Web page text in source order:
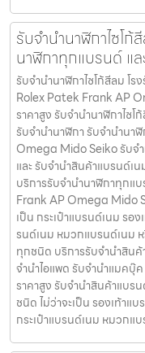
รับจำนำนาฬิกาไซโก้
นาฬิกาทุกแบรนด์ แ
รับจำนำนาฬิกาไซโก้สีลม โ
Rolex Patek Frank AP
ราคาสูง รับจำนำนาฬิกาไซโ
รับจำนำนาฬิกา รับจำนำน
Omega Mido Seiko รับจ
และ รับจำนำสินค้าแบรนด์เ
บริการรับจำนำนาฬิกาทุกแ
Frank AP Omega Mido
เป็น กระเป๋าแบรนด์เนม รอ
รนด์เนม หมวกแบรนด์เนม
ทุกชนิด บริการรับจำนำสินค้
จำนำไอแพด รับจำนำแมคบุ๊
ราคาสูง รับจำนำสินค้าแบร
ชนิด ไม่ว่าจะเป็น รองเท้าแ
กระเป๋าแบรนด์เนม หมวกแ